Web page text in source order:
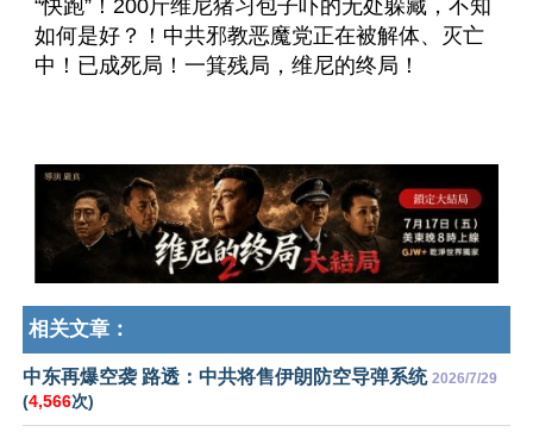
“快跑”！200斤维尼猪习包子吓的无处躲藏，不知
如何是好？！中共邪教恶魔党正在被解体、灭亡
中！已成死局！一箕残局，维尼的终局！
相关文章：
中东再爆空袭 路透：中共将售伊朗防空导弹系统 2026/7/29
(4,566次)